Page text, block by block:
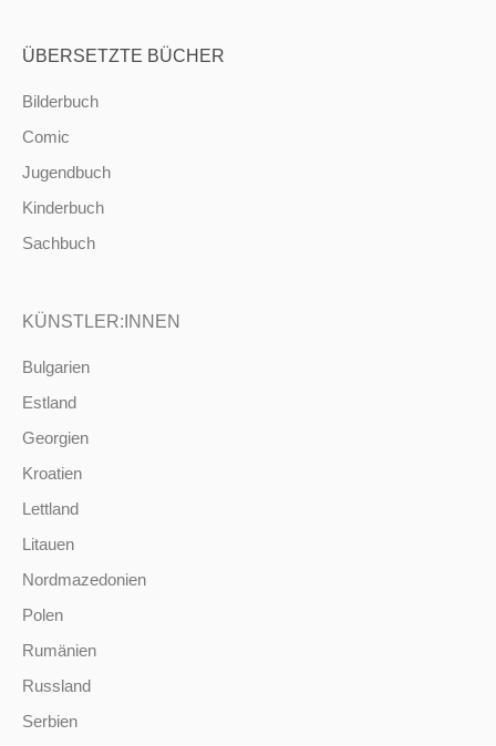
ÜBERSETZTE BÜCHER
Bilderbuch
Comic
Jugendbuch
Kinderbuch
Sachbuch
KÜNSTLER:INNEN
Bulgarien
Estland
Georgien
Kroatien
Lettland
Litauen
Nordmazedonien
Polen
Rumänien
Russland
Serbien